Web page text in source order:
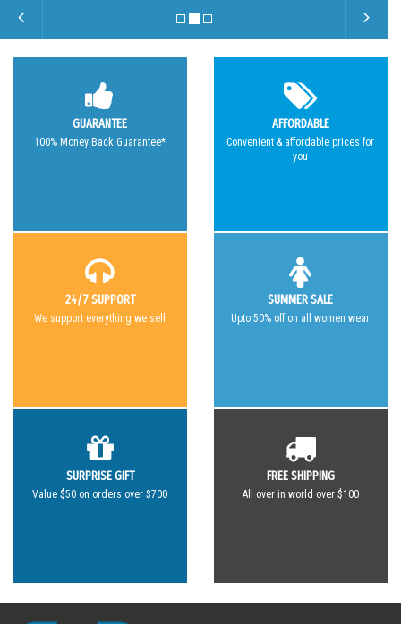
GUARANTEE
100% Money Back Guarantee*
AFFORDABLE
Convenient & affordable prices for
you
24/7 SUPPORT
We support everything we sell
SUMMER SALE
Upto 50% off on all women wear
SURPRISE GIFT
Value $50 on orders over $700
FREE SHIPPING
All over in world over $100